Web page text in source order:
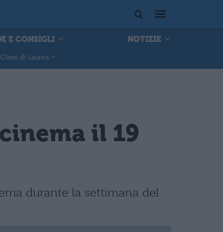
E CONSIGLI NOTIZIE
Classi di Laurea
il 19
durante la settimana del